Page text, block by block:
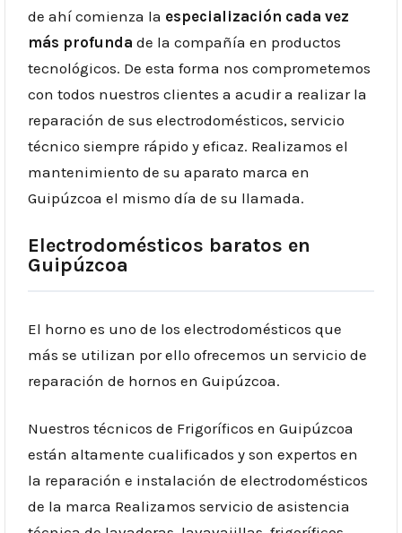
de ahí comienza la especialización cada vez
más profunda de la compañía en productos
tecnológicos. De esta forma nos comprometemos
con todos nuestros clientes a acudir a realizar la
reparación de sus electrodomésticos, servicio
técnico siempre rápido y eficaz. Realizamos el
mantenimiento de su aparato marca en
Guipúzcoa el mismo día de su llamada.
Electrodomésticos baratos en
Guipúzcoa
El horno es uno de los electrodomésticos que
más se utilizan por ello ofrecemos un servicio de
reparación de hornos en Guipúzcoa.
Nuestros técnicos de Frigoríficos en Guipúzcoa
están altamente cualificados y son expertos en
la reparación e instalación de electrodomésticos
de la marca Realizamos servicio de asistencia